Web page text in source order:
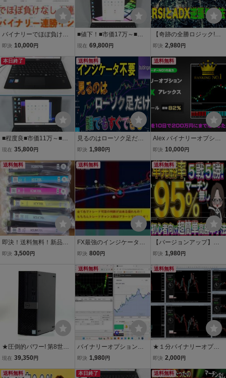
バイナリーでほぼ負けな
し！テクニカル バイナ
勝TBハイパーインジケー
ター マーチン不要
即決 10,000 円
■値下！■市価17万～■程
度良■圧倒的な軽さ■第13
OOK U9413/NX[5.2GHz/8
G/256GB]■SSD■Window
s11Pro搭載■
現在 69,800 円
【奇跡の全勝ロジック!?
】RSI-ADX 逆張り手法で
ン サインツール【パラメ
ーター変更可・RD-Comb
o】
即決 2,980 円
本日終了
■程度良■市価11万～■圧
倒的な軽さと性能■第12世
OK U9312/J[4.8GHz/8G/2
56GB]■SSD■Windows11
Pro搭載!■
現在 35,800 円
送料無料
見るのはローソク足だ
け！誰でもすぐできる簡
リーオプション・サイン
即決 1,980 円
送料無料
Alex バイナリーオプショ
ン サインツール シグナル
法 MT5 MT4 インジケータ
ー 平均勝率82%
即決 10,000 円
送料無料
即決！送料無料！新品！
エプソン 純正インクカー
CL70L (増量タイプ) 6色
セット つよインク/EPSO
即決 3,500 円
送料無料
FX最強のインジケーター
は色で攻めます！！！(MT
即決 800 円
送料無料
【バージョンアップ】単
発勝率95％!? アニオタYU
手法【サインツール・パ
ラメーター変更可・RD-C
ombo】
即決 1,980 円
★圧倒的パワー! 第8世代
Core i7 ＆ 16GBメモリ搭
B+大容量HDD 1TBの高性
現在 39,350 円
送料無料
バイナリーオプション t
he option 3分 AIインジ
即決 1,980 円
送料無料
★１分バイナリーオプシ
ョン★インジケーター★
でお知らせ★タイマーイ
即決 2,000 円
送料無料 本日終了 送料無料